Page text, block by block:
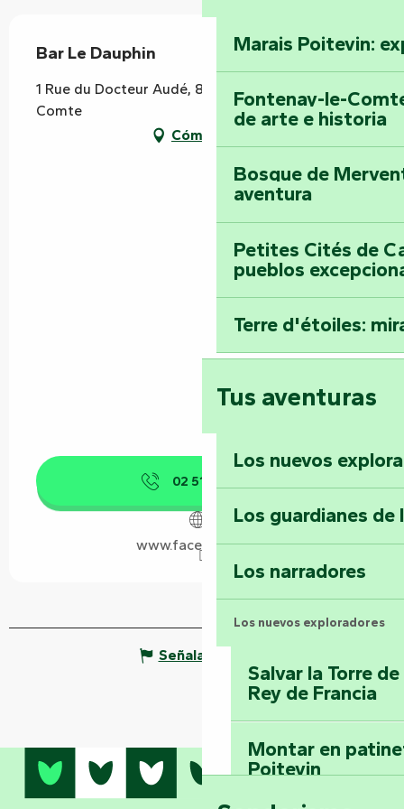
Marais Poitevin:
Fontenay-le-
de arte e historia
Bosque de
aventura
Petites Cités de
pueblos
Terre d'étoiles:
Tus aventuras
Los nuevos
Los guardianes de
Los narradores
Los nuevos exploradores
Salvar la Torre
Rey de Francia
Montar en
Poitevin
Bar Le Dauphin
1 Rue du Docteur Audé, 85200 Fontenay-le-
Comte
Cómo llegar
02 51 50 01
www.facebook.com
Señalar un error